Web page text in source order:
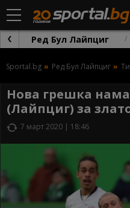
Ред Бул Лайпциг
Sportal.bg Ред Бул Лайпциг
Нова грешка
(Лайпциг) за
7 март 2020 | 18:46